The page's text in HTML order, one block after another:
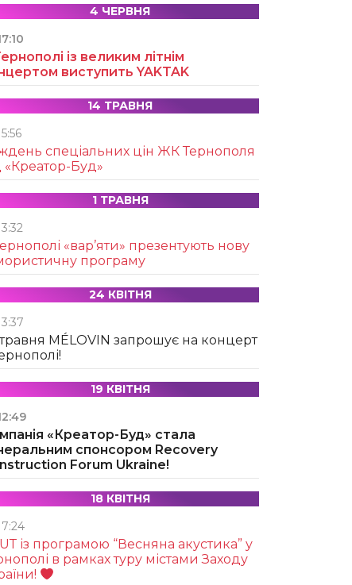
4 ЧЕРВНЯ
із великим літнім
виступить YAKTAK
14 ТРАВНЯ
спеціальних цін ЖК Тернополя
«Креатор-Буд»
1 ТРАВНЯ
«вар’яти» презентують нову
програму
24 КВІТНЯ
MÉLOVIN запрошує на концерт
19 КВІТНЯ
«Креатор-Буд» стала
спонсором Recovery
Forum Ukraine!
18 КВІТНЯ
із програмою “Весняна акустика” у
в рамках туру містами Заходу